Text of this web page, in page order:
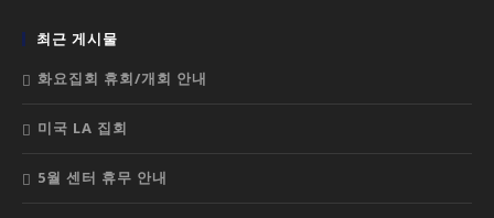
최근 게시물
화요집회 휴회/개회 안내
미국 LA 집회
5월 센터 휴무 안내